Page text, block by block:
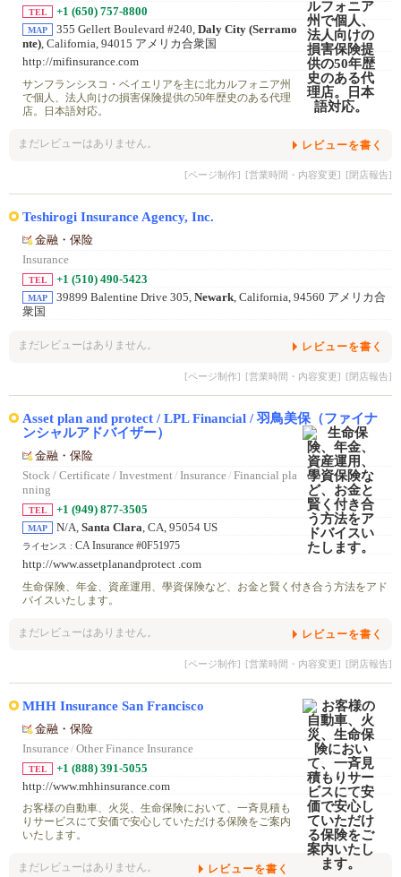
TEL +1 (650) 757-8800
MAP 355 Gellert Boulevard #240, Daly City (Serramo
nte), California, 94015 アメリカ合衆国
http://mifinsurance.com
サンフランシスコ・ベイエリアを主に北カルフォニア州
で個人、法人向けの損害保険提供の50年歴史のある代理
店。日本語対応。
まだレビューはありません。 レビューを書く
[ページ制作] [営業時間・内容変更] [閉店報告]
Teshirogi Insurance Agency, Inc.
金融・保险
Insurance
TEL +1 (510) 490-5423
MAP 39899 Balentine Drive 305, Newark, California, 94560 アメリカ合
衆国
まだレビューはありません。 レビューを書く
[ページ制作] [営業時間・内容変更] [閉店報告]
Asset plan and protect / LPL Financial / 羽鳥美保（ファイナ
ンシャルアドバイザー）
金融・保险
Stock / Certificate / Investment/ Insurance/ Financial pla
nning
TEL +1 (949) 877-3505
MAP N/A, Santa Clara, CA, 95054 US
ライセンス : CA Insurance #0F51975
http://www.assetplanandprotect .com
生命保険、年金、資産運用、學資保険など、お金と賢く付き合う方法をアド
バイスいたします。
まだレビューはありません。 レビューを書く
[ページ制作] [営業時間・内容変更] [閉店報告]
MHH Insurance San Francisco
金融・保险
Insurance/ Other Finance Insurance
TEL
+1 (888) 391-5055
http://www.mhhinsurance.com
お客様の自動車、火災、生命保険において、一斉見積も
りサービスにて安価で安心していただける保険をご案内
いたします。
まだレビューはありません。 レビューを書く